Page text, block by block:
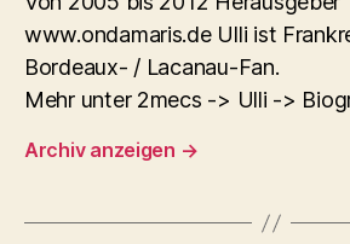
www.ondamaris.de Ulli ist
Bordeaux- / Lacanau-Fan.
Mehr unter 2mecs -> Ulli ->
Archiv anzeigen →